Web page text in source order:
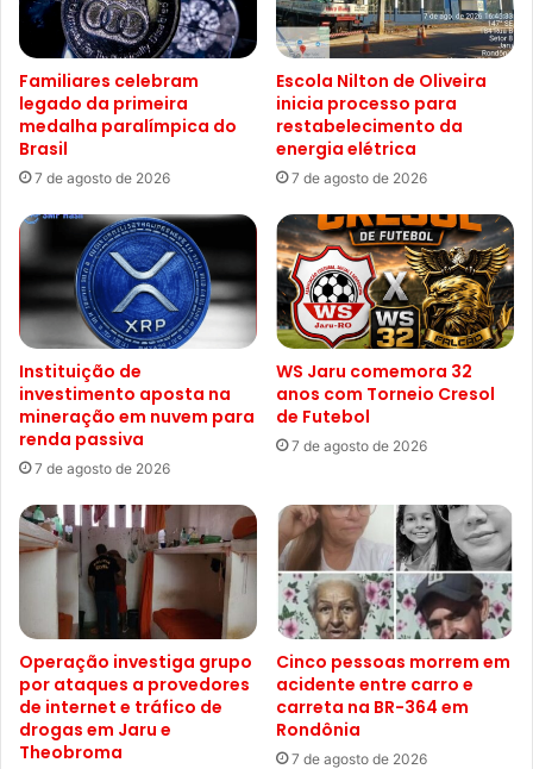
Familiares celebram
legado da primeira
medalha paralímpica do
Brasil
7 de agosto de 2026
Escola Nilton de Oliveira
inicia processo para
restabelecimento da
energia elétrica
7 de agosto de 2026
Instituição de
investimento aposta na
mineração em nuvem para
renda passiva
7 de agosto de 2026
WS Jaru comemora 32
anos com Torneio Cresol
de Futebol
7 de agosto de 2026
Operação investiga grupo
por ataques a provedores
de internet e tráfico de
drogas em Jaru e
Theobroma
Cinco pessoas morrem em
acidente entre carro e
carreta na BR-364 em
Rondônia
7 de agosto de 2026